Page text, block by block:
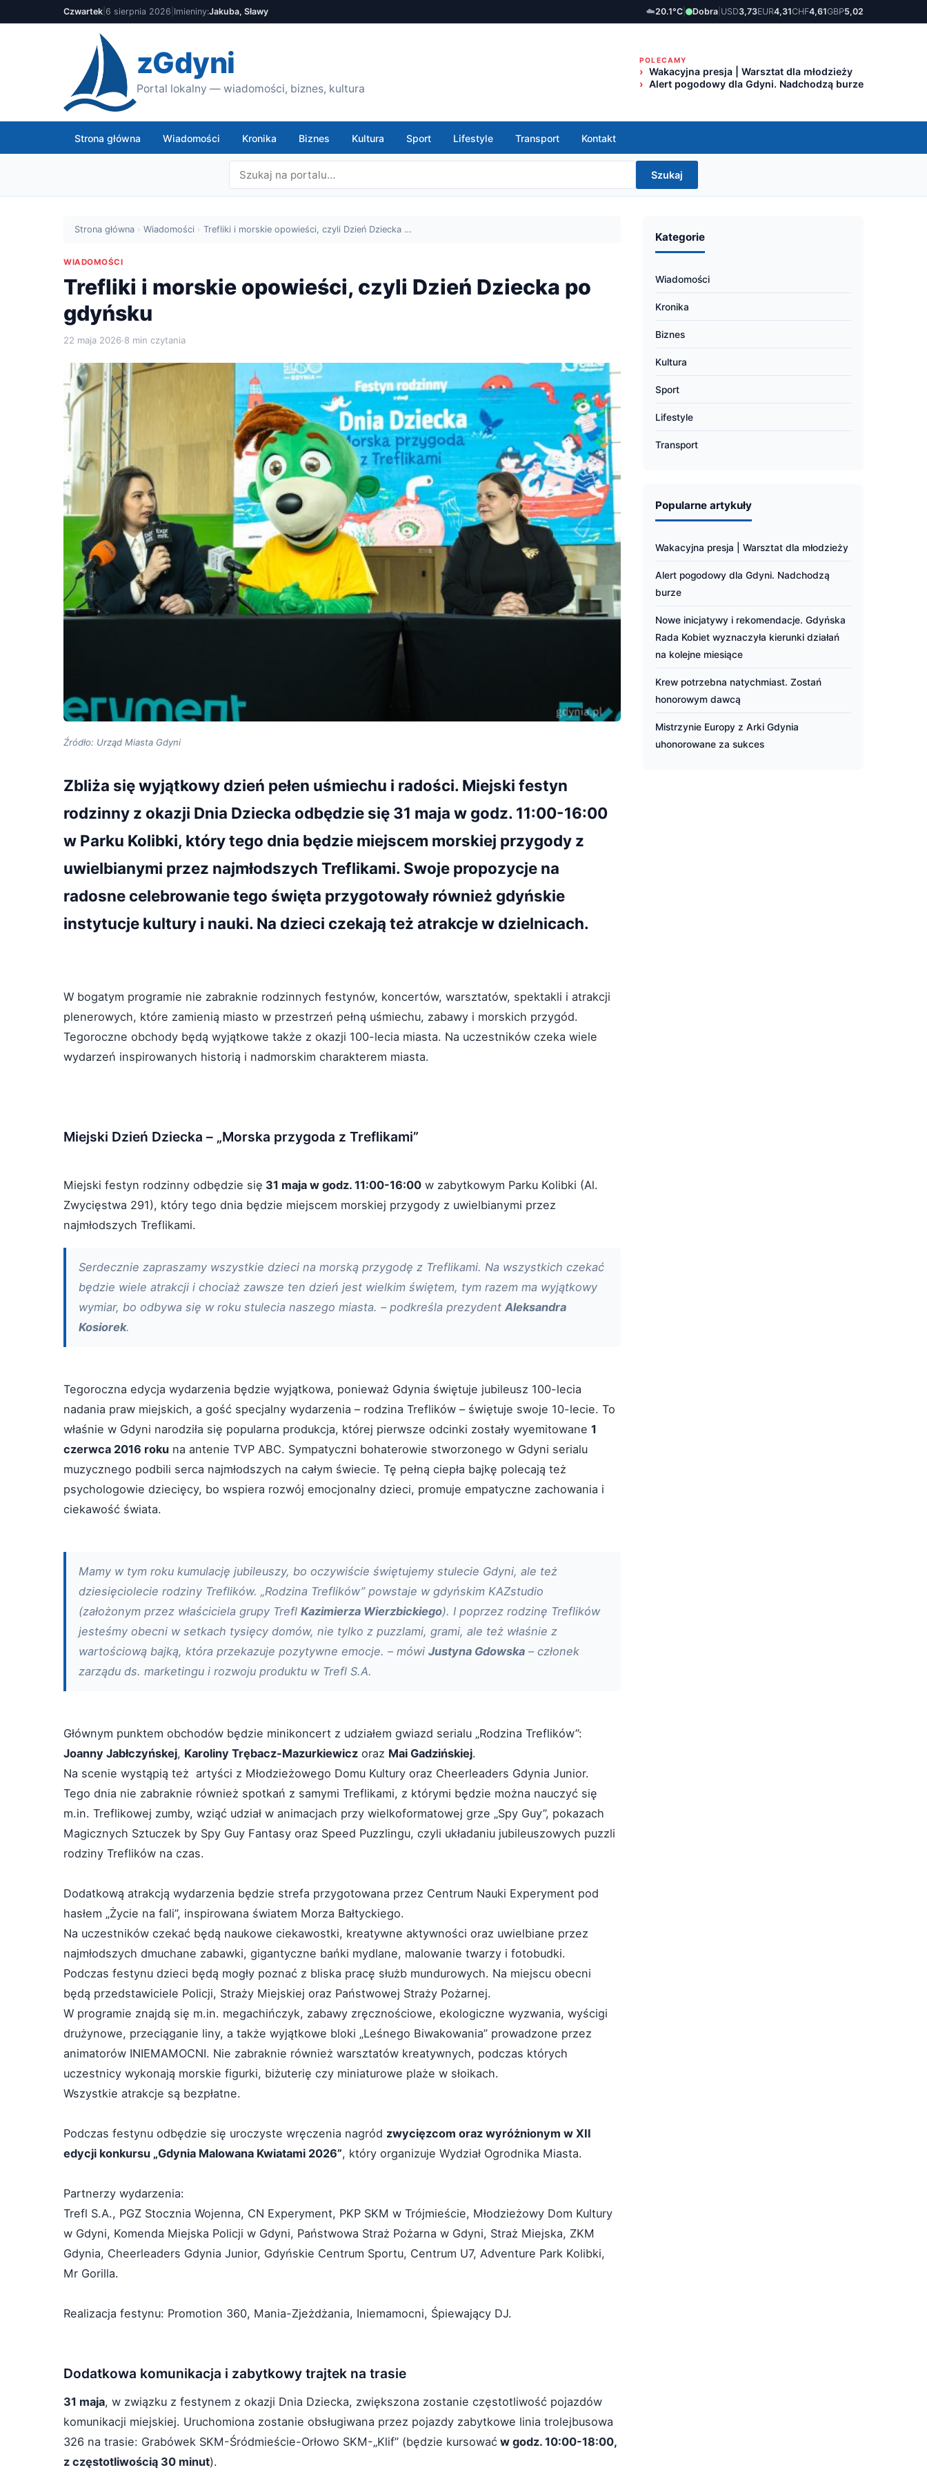
Czwartek 6 sierpnia 2026 Imieniny:Jakuba, Sławy ☁️20.1°C Dobra USD3,73EUR4,31CHF4,61GBP5,02
zGdyni
Portal lokalny — wiadomości, biznes, kultura
POLECAMY
Wakacyjna presja | Warsztat dla młodzieży
Alert pogodowy dla Gdyni. Nadchodzą burze
Strona główna Wiadomości Kronika Biznes Kultura Sport Lifestyle Transport Kontakt
Szukaj
Strona główna › Wiadomości › Trefliki i morskie opowieści, czyli Dzień Dziecka …
WIADOMOŚCI
Trefliki i morskie opowieści, czyli Dzień Dziecka po
gdyńsku
22 maja 2026·8 min czytania
Źródło: Urząd Miasta Gdyni
Zbliża się wyjątkowy dzień pełen uśmiechu i radości. Miejski festyn
rodzinny z okazji Dnia Dziecka odbędzie się 31 maja w godz. 11:00-16:00
w Parku Kolibki, który tego dnia będzie miejscem morskiej przygody z
uwielbianymi przez najmłodszych Treflikami. Swoje propozycje na
radosne celebrowanie tego święta przygotowały również gdyńskie
instytucje kultury i nauki. Na dzieci czekają też atrakcje w dzielnicach.
W bogatym programie nie zabraknie rodzinnych festynów, koncertów, warsztatów, spektakli i atrakcji
plenerowych, które zamienią miasto w przestrzeń pełną uśmiechu, zabawy i morskich przygód.
Tegoroczne obchody będą wyjątkowe także z okazji 100-lecia miasta. Na uczestników czeka wiele
wydarzeń inspirowanych historią i nadmorskim charakterem miasta.
Miejski Dzień Dziecka – „Morska przygoda z Treflikami”
Miejski festyn rodzinny odbędzie się 31 maja w godz. 11:00-16:00 w zabytkowym Parku Kolibki (Al.
Zwycięstwa 291), który tego dnia będzie miejscem morskiej przygody z uwielbianymi przez
najmłodszych Treflikami.
Serdecznie zapraszamy wszystkie dzieci na morską przygodę z Treflikami. Na wszystkich czekać
będzie wiele atrakcji i chociaż zawsze ten dzień jest wielkim świętem, tym razem ma wyjątkowy
wymiar, bo odbywa się w roku stulecia naszego miasta. – podkreśla prezydent Aleksandra
Kosiorek.
Tegoroczna edycja wydarzenia będzie wyjątkowa, ponieważ Gdynia świętuje jubileusz 100-lecia
nadania praw miejskich, a gość specjalny wydarzenia – rodzina Treflików – świętuje swoje 10-lecie. To
właśnie w Gdyni narodziła się popularna produkcja, której pierwsze odcinki zostały wyemitowane 1
czerwca 2016 roku na antenie TVP ABC. Sympatyczni bohaterowie stworzonego w Gdyni serialu
muzycznego podbili serca najmłodszych na całym świecie. Tę pełną ciepła bajkę polecają też
psychologowie dziecięcy, bo wspiera rozwój emocjonalny dzieci, promuje empatyczne zachowania i
ciekawość świata.
Mamy w tym roku kumulację jubileuszy, bo oczywiście świętujemy stulecie Gdyni, ale też
dziesięciolecie rodziny Treflików. „Rodzina Treflików” powstaje w gdyńskim KAZstudio
(założonym przez właściciela grupy Trefl Kazimierza Wierzbickiego). I poprzez rodzinę Treflików
jesteśmy obecni w setkach tysięcy domów, nie tylko z puzzlami, grami, ale też właśnie z
wartościową bajką, która przekazuje pozytywne emocje. – mówi Justyna Gdowska – członek
zarządu ds. marketingu i rozwoju produktu w Trefl S.A.
Głównym punktem obchodów będzie minikoncert z udziałem gwiazd serialu „Rodzina Treflików”:
Joanny Jabłczyńskej, Karoliny Trębacz-Mazurkiewicz oraz Mai Gadzińskiej.
Na scenie wystąpią też artyści z Młodzieżowego Domu Kultury oraz Cheerleaders Gdynia Junior.
Tego dnia nie zabraknie również spotkań z samymi Treflikami, z którymi będzie można nauczyć się
m.in. Treflikowej zumby, wziąć udział w animacjach przy wielkoformatowej grze „Spy Guy”, pokazach
Magicznych Sztuczek by Spy Guy Fantasy oraz Speed Puzzlingu, czyli układaniu jubileuszowych puzzli
rodziny Treflików na czas.
Dodatkową atrakcją wydarzenia będzie strefa przygotowana przez Centrum Nauki Experyment pod
hasłem „Życie na fali”, inspirowana światem Morza Bałtyckiego.
Na uczestników czekać będą naukowe ciekawostki, kreatywne aktywności oraz uwielbiane przez
najmłodszych dmuchane zabawki, gigantyczne bańki mydlane, malowanie twarzy i fotobudki.
Podczas festynu dzieci będą mogły poznać z bliska pracę służb mundurowych. Na miejscu obecni
będą przedstawiciele Policji, Straży Miejskiej oraz Państwowej Straży Pożarnej.
W programie znajdą się m.in. megachińczyk, zabawy zręcznościowe, ekologiczne wyzwania, wyścigi
drużynowe, przeciąganie liny, a także wyjątkowe bloki „Leśnego Biwakowania” prowadzone przez
animatorów INIEMAMOCNI. Nie zabraknie również warsztatów kreatywnych, podczas których
uczestnicy wykonają morskie figurki, biżuterię czy miniaturowe plaże w słoikach.
Wszystkie atrakcje są bezpłatne.
Podczas festynu odbędzie się uroczyste wręczenia nagród zwycięzcom oraz wyróżnionym w XII
edycji konkursu „Gdynia Malowana Kwiatami 2026”, który organizuje Wydział Ogrodnika Miasta.
Partnerzy wydarzenia:
Trefl S.A., PGZ Stocznia Wojenna, CN Experyment, PKP SKM w Trójmieście, Młodzieżowy Dom Kultury
w Gdyni, Komenda Miejska Policji w Gdyni, Państwowa Straż Pożarna w Gdyni, Straż Miejska, ZKM
Gdynia, Cheerleaders Gdynia Junior, Gdyńskie Centrum Sportu, Centrum U7, Adventure Park Kolibki,
Mr Gorilla.
Realizacja festynu: Promotion 360, Mania-Zjeżdżania, Iniemamocni, Śpiewający DJ.
Dodatkowa komunikacja i zabytkowy trajtek na trasie
31 maja, w związku z festynem z okazji Dnia Dziecka, zwiększona zostanie częstotliwość pojazdów
komunikacji miejskiej. Uruchomiona zostanie obsługiwana przez pojazdy zabytkowe linia trolejbusowa
326 na trasie: Grabówek SKM-Śródmieście-Orłowo SKM-„Klif” (będzie kursować w godz. 10:00-18:00,
z częstotliwością 30 minut).
Kategorie
Wiadomości
Kronika
Biznes
Kultura
Sport
Lifestyle
Transport
Popularne artykuły
Wakacyjna presja | Warsztat dla młodzieży
Alert pogodowy dla Gdyni. Nadchodzą
burze
Nowe inicjatywy i rekomendacje. Gdyńska
Rada Kobiet wyznaczyła kierunki działań
na kolejne miesiące
Krew potrzebna natychmiast. Zostań
honorowym dawcą
Mistrzynie Europy z Arki Gdynia
uhonorowane za sukces